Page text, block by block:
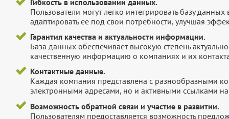
Гибкость в использовании данных.
Пользователи могут легко интегрировать базу
адаптировать ее под свои потребности, улучшая
Гарантия качества и актуальности информации.
База данных обеспечивает высокую степень
качественную информацию о компаниях и их
Контактные данные.
Каждая компания представлена с разнообразными
электронными адресами, но и активными ссылками
Возможность обратной связи и участие в развитии.
Пользователям предоставляется возможность